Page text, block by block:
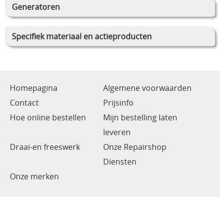
Generatoren
Specifiek materiaal en actieproducten
Homepagina
Algemene voorwaarden
Contact
Prijsinfo
Hoe online bestellen
Mijn bestelling laten
leveren
Draai-en freeswerk
Onze Repairshop
Diensten
Onze merken